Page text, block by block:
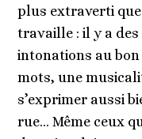
plus extraverti que
travaille : il y a
intonations au
mots, une
s’exprimer aussi
rue… Même ceux